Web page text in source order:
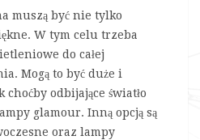
muszą być nie tylko
W tym celu trzeba
do całej
Mogą to być duże i
odbijające światło
glamour. Inną opcją są
oraz lampy